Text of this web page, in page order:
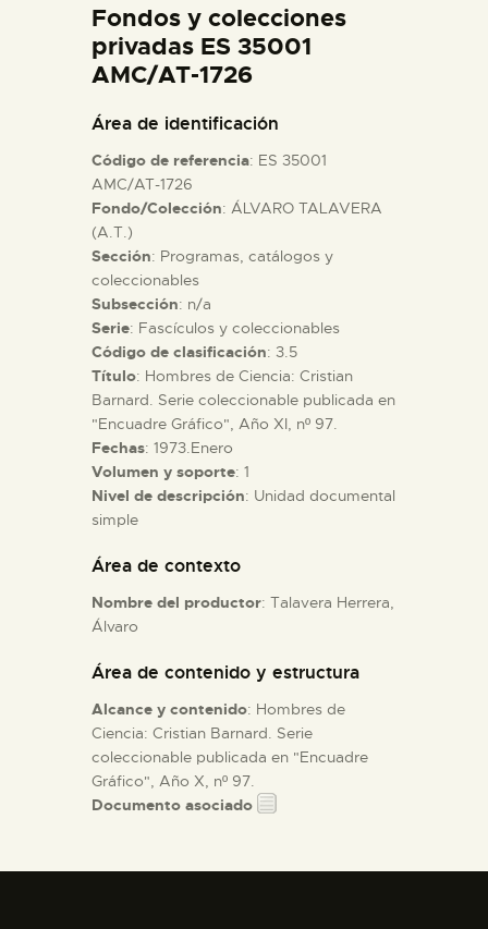
ESPAÑOL
ACTIVIDADES
█
EL MUSEO
COLECCIONES
DIDÁCTICA
ESPAÑOL
Fondos y colecciones
privadas ES 35001
AMC/AT-1726
Área de identificación
Código de referencia: ES 35001
AMC/AT-1726
Fondo/Colección: ÁLVARO TALAVERA
(A.T.)
Sección: Programas, catálogos y
coleccionables
Subsección: n/a
Serie: Fascículos y coleccionables
Código de clasificación: 3.5
Título: Hombres de Ciencia: Cristian
Barnard. Serie coleccionable publicada en
"Encuadre Gráfico", Año XI, nº 97.
Fechas: 1973.Enero
Volumen y soporte: 1
Nivel de descripción: Unidad documental
simple
Área de contexto
Nombre del productor: Talavera Herrera,
Álvaro
Área de contenido y estructura
Alcance y contenido: Hombres de
Ciencia: Cristian Barnard. Serie
coleccionable publicada en "Encuadre
Gráfico", Año X, nº 97.
Documento asociado